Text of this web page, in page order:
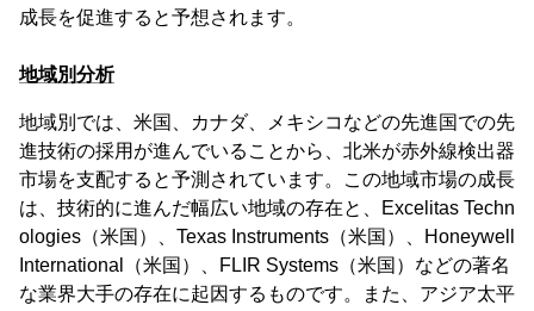
成長を促進すると予想されます。
地域別分析
地域別では、米国、カナダ、メキシコなどの先進国での先
進技術の採用が進んでいることから、北米が赤外線検出器
市場を支配すると予測されています。この地域市場の成長
は、技術的に進んだ幅広い地域の存在と、Excelitas Techn
ologies（米国）、Texas Instruments（米国）、Honeywell
International（米国）、FLIR Systems（米国）などの著名
な業界大手の存在に起因するものです。また、アジア太平